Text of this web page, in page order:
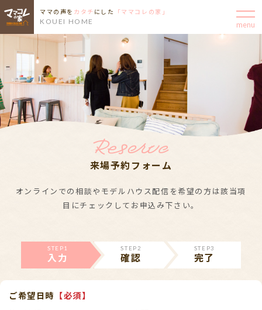
ママの声を カタチ にした 「ママコレの家」
KOUEI HOME
来場予約フォーム
オンラインでの相談やモデルハウス配信を希望の方は該当項
目にチェックしてお申込み下さい。
STEP1
入力
STEP2
確認
STEP3
完了
ご希望日時
【必須】